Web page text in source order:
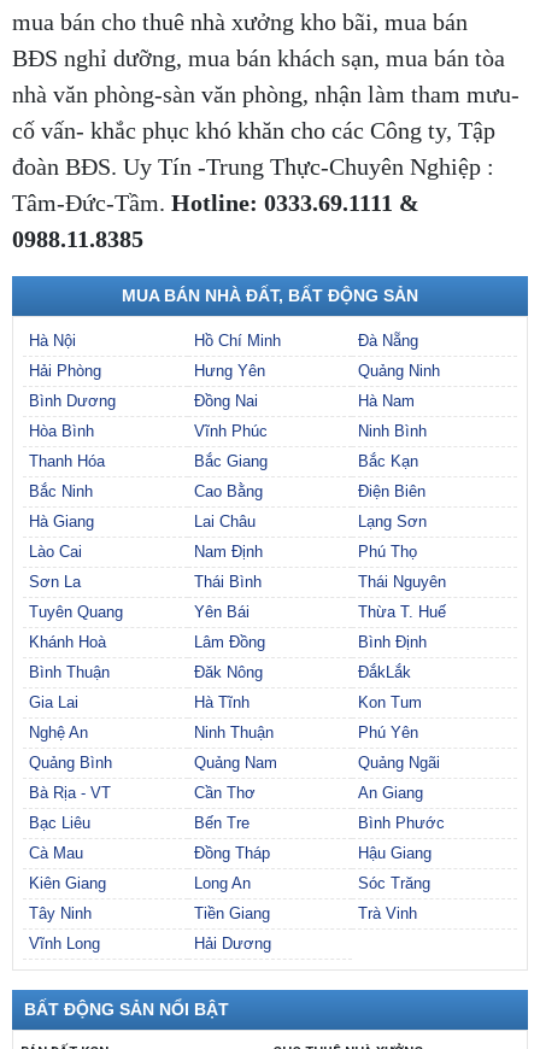
mua bán cho thuê nhà xưởng kho bãi, mua bán
BĐS nghỉ dưỡng, mua bán khách sạn, mua bán tòa
nhà văn phòng-sàn văn phòng, nhận làm tham mưu-
cố vấn- khắc phục khó khăn cho các Công ty, Tập
đoàn BĐS. Uy Tín -Trung Thực-Chuyên Nghiệp :
Tâm-Đức-Tầm. Hotline: 0333.69.1111 &
0988.11.8385
MUA BÁN NHÀ ĐẤT, BẤT ĐỘNG SẢN
Hà Nội Hồ Chí Minh
Đà Nẵng
Hải Phòng
Hưng Yên
Quảng Ninh
Bình Dương
Đồng Nai
Hà Nam
Hòa Bình
Vĩnh Phúc
Ninh Bình
Thanh Hóa
Bắc Giang
Bắc Kạn
Bắc Ninh
Cao Bằng
Điện Biên
Hà Giang
Lai Châu
Lạng Sơn
Lào Cai
Nam Định
Phú Thọ
Sơn La
Thái Bình
Thái Nguyên
Tuyên Quang
Yên Bái
Thừa T. Huế
Khánh Hoà
Lâm Đồng
Bình Định
Bình Thuận
Đăk Nông
ĐắkLắk
Gia Lai
Hà Tĩnh
Kon Tum
Nghệ An
Ninh Thuận
Phú Yên
Quảng Bình
Quảng Nam
Quảng Ngãi
Bà Rịa - VT
Cần Thơ
An Giang
Bạc Liêu
Bến Tre
Bình Phước
Cà Mau
Đồng Tháp
Hậu Giang
Kiên Giang
Long An
Sóc Trăng
Tây Ninh
Tiền Giang
Trà Vinh
Vĩnh Long
Hải Dương
BẤT ĐỘNG SẢN NỔI BẬT